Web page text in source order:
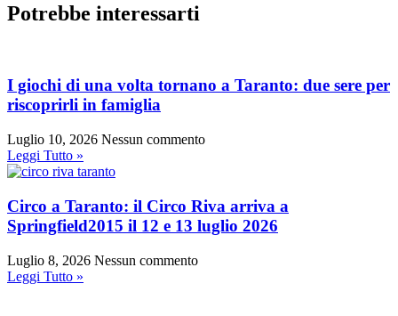
Potrebbe interessarti
I giochi di una volta tornano a Taranto: due sere per
riscoprirli in famiglia
Luglio 10, 2026 Nessun commento
Leggi Tutto »
Circo a Taranto: il Circo Riva arriva a
Springfield2015 il 12 e 13 luglio 2026
Luglio 8, 2026 Nessun commento
Leggi Tutto »